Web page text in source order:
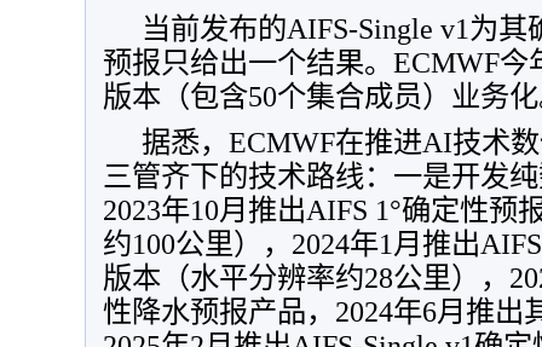
当前发布的AIFS-Single v1为
预报只给出一个结果。ECMWF
版本（包含50个集合成员）业务
据悉，ECMWF在推进AI技术
三管齐下的技术路线：一是开发
2023年10月推出AIFS 1°确定性预
约100公里），2024年1月推出
版本（水平分辨率约28公里），
性降水预报产品，2024年6月推出